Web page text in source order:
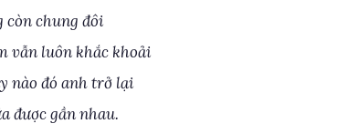
còn chung đôi
vẫn luôn khắc khoải
nào đó anh trở lại
được gần nhau.